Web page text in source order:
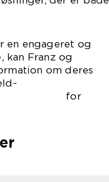
engageret og
kan Franz og
om deres